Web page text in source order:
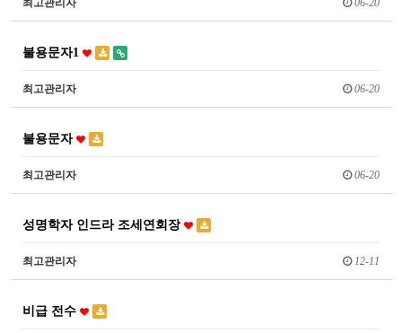
최고관리자 06-20
불용문자1
최고관리자 06-20
불용문자
최고관리자 06-20
성명학자 인드라 조세연회장
최고관리자 12-11
비급 전수